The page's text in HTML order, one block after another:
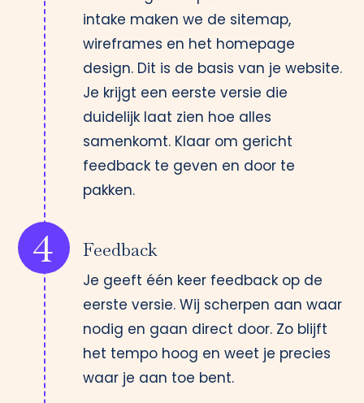
intake maken we de sitemap,
wireframes en het homepage
design. Dit is de basis van je website.
Je krijgt een eerste versie die
duidelijk laat zien hoe alles
samenkomt. Klaar om gericht
feedback te geven en door te
pakken.
4 Feedback
Je geeft één keer feedback op de
eerste versie. Wij scherpen aan waar
nodig en gaan direct door. Zo blijft
het tempo hoog en weet je precies
waar je aan toe bent.